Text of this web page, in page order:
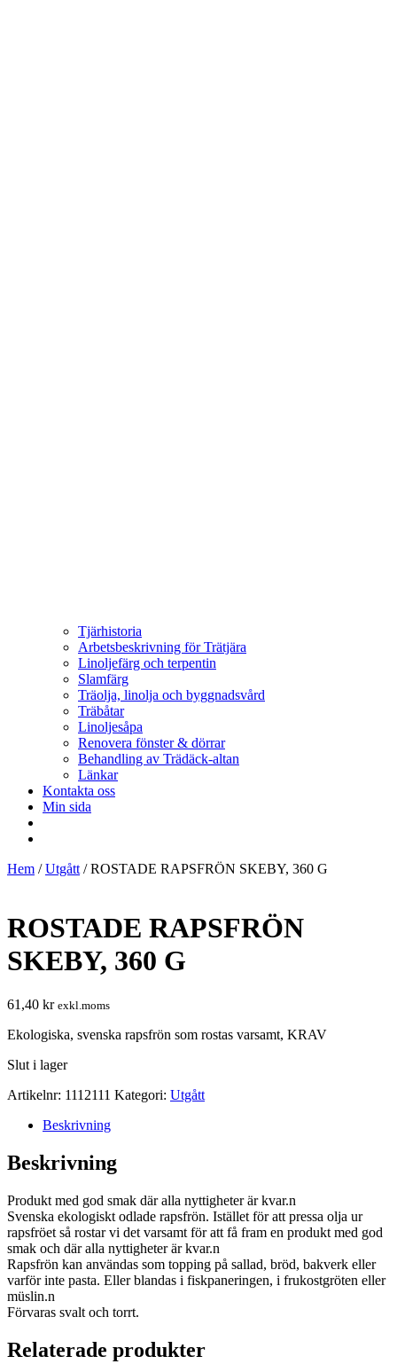
Tjärhistoria
Arbetsbeskrivning för Trätjära
Linoljefärg och terpentin
Slamfärg
Träolja, linolja och byggnadsvård
Träbåtar
Linoljesåpa
Renovera fönster & dörrar
Behandling av Trädäck-altan
Länkar
Kontakta oss
Min sida
Hem /Utgått / ROSTADE RAPSFRÖN SKEBY, 360 G
ROSTADE RAPSFRÖN
SKEBY, 360 G
61,40 kr exkl.moms
Ekologiska, svenska rapsfrön som rostas varsamt, KRAV
Slut i lager
Artikelnr: 1112111 Kategori: Utgått
Beskrivning
Beskrivning
Produkt med god smak där alla nyttigheter är kvar.n
Svenska ekologiskt odlade rapsfrön. Istället för att pressa olja ur
rapsfröet så rostar vi det varsamt för att få fram en produkt med god
smak och där alla nyttigheter är kvar.n
Rapsfrön kan användas som topping på sallad, bröd, bakverk eller
varför inte pasta. Eller blandas i fiskpaneringen, i frukostgröten eller
müslin.n
Förvaras svalt och torrt.
Relaterade produkter